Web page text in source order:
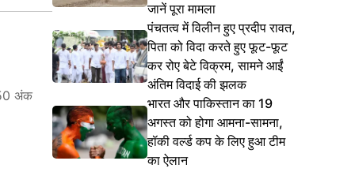
अंक
जानें पूरा मामला
पंचतत्व में विलीन हुए प्रदीप रावत,
पिता को विदा करते हुए फूट-फूट
कर रोए बेटे विक्रम, सामने आईं
अंतिम विदाई की झलक
भारत और पाकिस्तान का 19
अगस्त को होगा आमना-सामना,
हॉकी वर्ल्ड कप के लिए हुआ टीम
का ऐलान